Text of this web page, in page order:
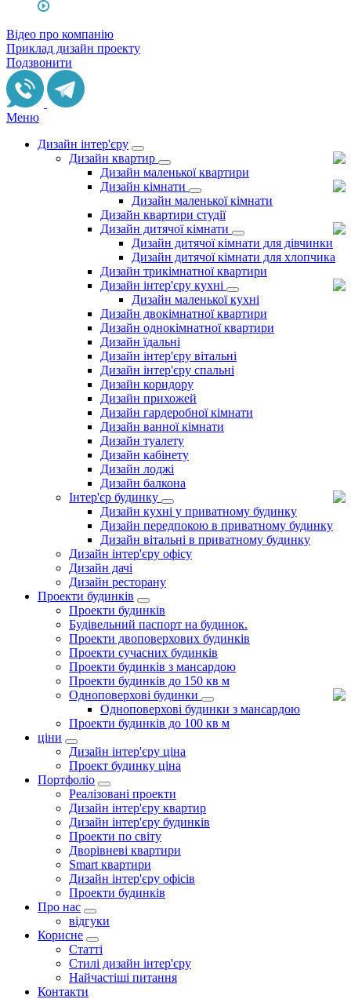
Відео про компанію
Приклад дизайн проекту
Подзвонити
Меню
Дизайн інтер'єру
Дизайн квартир
Дизайн маленької квартири
Дизайн кімнати
Дизайн маленької кімнати
Дизайн квартири студії
Дизайн дитячої кімнати
Дизайн дитячої кімнати для дівчинки
Дизайн дитячої кімнати для хлопчика
Дизайн трикімнатної квартири
Дизайн інтер'єру кухні
Дизайн маленької кухні
Дизайн двокімнатної квартири
Дизайн однокімнатної квартири
Дизайн їдальні
Дизайн інтер'єру вітальні
Дизайн інтер'єру спальні
Дизайн коридору
Дизайн прихожей
Дизайн гардеробної кімнати
Дизайн ванної кімнати
Дизайн туалету
Дизайн кабінету
Дизайн лоджі
Дизайн балкона
Інтер'єр будинку
Дизайн кухні у приватному будинку
Дизайн передпокою в приватному будинку
Дизайн вітальні в приватному будинку
Дизайн інтер'єру офісу
Дизайн дачі
Дизайн ресторану
Проекти будинків
Проекти будинків
Будівельний паспорт на будинок.
Проекти двоповерхових будинків
Проекти сучасних будинків
Проекти будинків з мансардою
Проекти будинків до 150 кв м
Одноповерхові будинки
Одноповерхові будинки з мансардою
Проекти будинків до 100 кв м
ціни
Дизайн інтер'єру ціна
Проект будинку ціна
Портфоліо
Реалізовані проекти
Дизайн інтер'єру квартир
Дизайн інтер'єру будинків
Проекти по світу
Дворівневі квартири
Smart квартири
Дизайн інтер'єру офісів
Проекти будинків
Про нас
відгуки
Корисне
Статті
Cтилі дизайн інтер'єру
Найчастіші питання
Контакти